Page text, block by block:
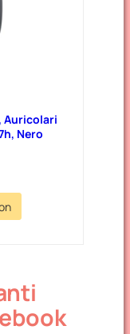
Auricolari
Nero